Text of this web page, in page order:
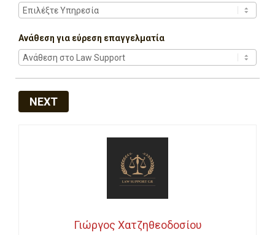
Ανάθεση για εύρεση επαγγελματία
NEXT
Γιώργος Χατζηθεοδοσίου